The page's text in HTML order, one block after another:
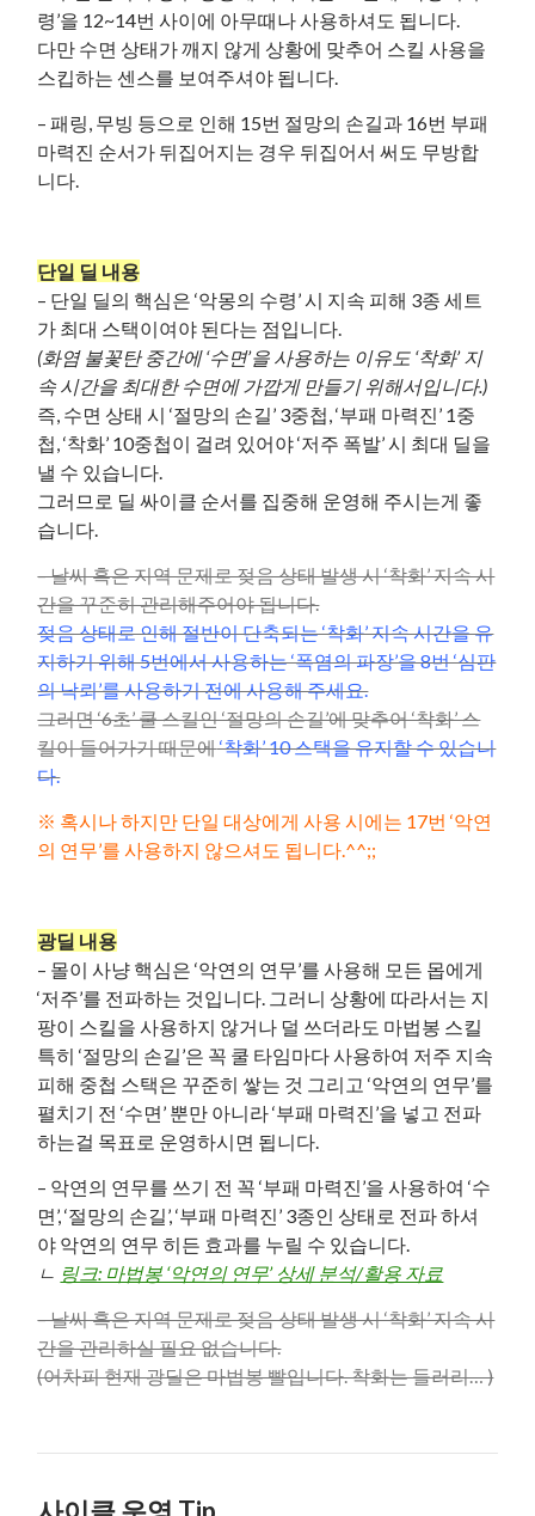
령’을 12~14번 사이에 아무때나 사용하셔도 됩니다.
다만 수면 상태가 깨지 않게 상황에 맞추어 스킬 사용을
스킵하는 센스를 보여주셔야 됩니다.
– 패링, 무빙 등으로 인해 15번 절망의 손길과 16번 부패
마력진 순서가 뒤집어지는 경우 뒤집어서 써도 무방합
니다.
단일 딜 내용
– 단일 딜의 핵심은 ‘악몽의 수령’ 시 지속 피해 3종 세트
가 최대 스택이여야 된다는 점입니다.
(화염 불꽃탄 중간에 ‘수면’을 사용하는 이유도 ‘착화’ 지
속 시간을 최대한 수면에 가깝게 만들기 위해서입니다.)
즉, 수면 상태 시 ‘절망의 손길’ 3중첩, ‘부패 마력진’ 1중
첩, ‘착화’ 10중첩이 걸려 있어야 ‘저주 폭발’ 시 최대 딜을
낼 수 있습니다.
그러므로 딜 싸이클 순서를 집중해 운영해 주시는게 좋
습니다.
– 날씨 혹은 지역 문제로 젖음 상태 발생 시 ‘착화’ 지속 시
간을 꾸준히 관리해주어야 됩니다.
젖음 상태로 인해 절반이 단축되는 ‘착화’ 지속 시간을 유
지하기 위해 5번에서 사용하는 ‘폭염의 파장’을 8번 ‘심판
의 낙뢰’를 사용하기 전에 사용해 주세요.
그러면 ‘6초’ 쿨 스킬인 ‘절망의 손길’에 맞추어 ‘착화’ 스
킬이 들어가기 때문에‘착화’ 10 스택을 유지할 수 있습니
다.
※ 혹시나 하지만 단일 대상에게 사용 시에는 17번 ‘악연
의 연무’를 사용하지 않으셔도 됩니다.^^;;
광딜 내용
– 몰이 사냥 핵심은 ‘악연의 연무’를 사용해 모든 몹에게
‘저주’를 전파하는 것입니다. 그러니 상황에 따라서는 지
팡이 스킬을 사용하지 않거나 덜 쓰더라도 마법봉 스킬
특히 ‘절망의 손길’은 꼭 쿨 타임마다 사용하여 저주 지속
피해 중첩 스택은 꾸준히 쌓는 것 그리고 ‘악연의 연무’를
펼치기 전 ‘수면’ 뿐만 아니라 ‘부패 마력진’을 넣고 전파
하는걸 목표로 운영하시면 됩니다.
– 악연의 연무를 쓰기 전 꼭 ‘부패 마력진’을 사용하여 ‘수
면’, ‘절망의 손길’, ‘부패 마력진’ 3종인 상태로 전파 하셔
야 악연의 연무 히든 효과를 누릴 수 있습니다.
ㄴ 링크: 마법봉 ‘악연의 연무’ 상세 분석/활용 자료
– 날씨 혹은 지역 문제로 젖음 상태 발생 시 ‘착화’ 지속 시
간을 관리하실 필요 없습니다.
(어차피 현재 광딜은 마법봉 빨입니다. 착화는 들러리… )